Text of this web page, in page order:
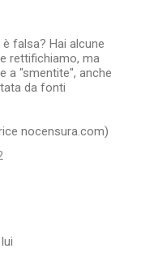
falsa? Hai alcune
rettifichiamo, ma
a "smentite", anche
da fonti
nocensura.com)